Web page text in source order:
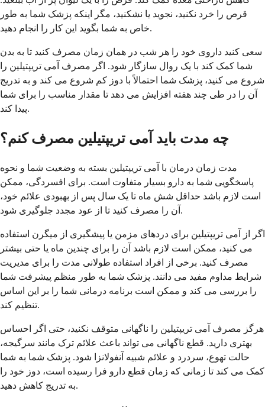
قرص را خرد نکنید، نجوید یا نشکنید، مگر اینکه پزشک شما به طور
خاص به شما بگوید این کار را انجام دهید.
سعی کنید داروی خود را هر شب در همان زمان مصرف کنید تا به بدن
شما کمک کند با یک روال سازگار شود. اگر مصرف آمی تریپتیلین را
شروع می کنید، پزشک شما احتمالاً با دوز کم شروع می کند و به تدریج
آن را در طی چند هفته افزایش می دهد تا مقدار مناسب را برای شما
پیدا کند.
چه مدت باید آمی تریپتیلین مصرف کنم؟
مدت زمان درمان با آمی تریپتیلین بسته به وضعیت شما و نحوه
پاسخگویی شما به دارو بسیار متفاوت است. برای افسردگی، ممکن
است لازم باشد حداقل شش ماه تا یک سال پس از بهبودی علائم خود،
آن را مصرف کنید تا از عود مجدد جلوگیری شود.
اگر از آمی تریپتیلین برای دردهای مزمن یا پیشگیری از میگرن استفاده
می کنید، ممکن است لازم باشد آن را برای چندین ماه یا حتی بیشتر
مصرف کنید. برخی از افراد استفاده طولانی مدت را برای مدیریت
شرایط مداوم مفید می دانند. پزشک شما به طور منظم پیشرفت شما
را بررسی می کند و ممکن است برنامه درمانی شما را بر این اساس
تنظیم کند.
هرگز مصرف آمی تریپتیلین را ناگهانی متوقف نکنید، حتی اگر احساس
بهتری دارید. قطع ناگهانی می تواند باعث علائم ترک مانند سرگیجه،
حالت تهوع، سردرد و علائم شبیه آنفولانزا شود. پزشک شما به شما
کمک می کند تا زمانی که زمان قطع دارو فرا رسیده است، دوز خود را
به تدریج کاهش دهید.